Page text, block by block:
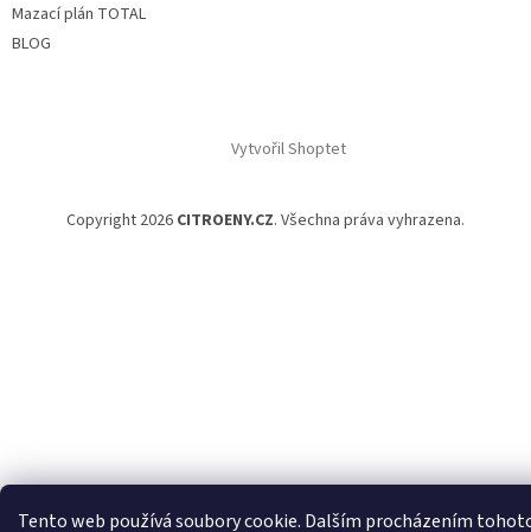
Tento web používá soubory cookie. Dalším procházením
Mazací plán TOTAL
BLOG
Vytvořil Shoptet
Copyright 2026 CITROENY.CZ. Všechna práva vyhrazena.